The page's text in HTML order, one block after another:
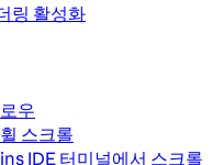
링 활성화
우
스크롤
IDE 터미널에서 스크롤